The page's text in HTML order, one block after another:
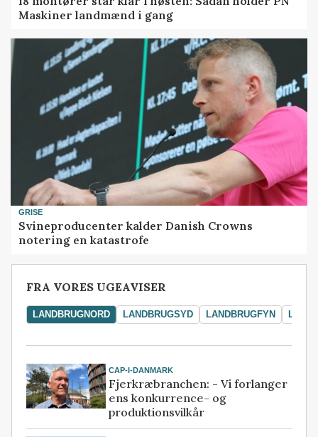
Maskiner landmænd i gang
GRISE
Svineproducenter kalder Danish Crowns
notering en katastrofe
FRA VORES UGEAVISER
LANDBRUGNORD LANDBRUGSYD LANDBRUGFYN
CAP-I-DANMARK
Fjerkræbranchen: - Vi forlanger
ens konkurrence- og
produktionsvilkår